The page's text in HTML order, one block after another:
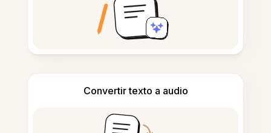
Convertir texto a audio